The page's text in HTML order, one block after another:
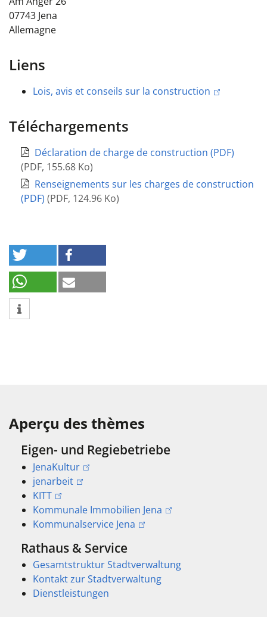
07743 Jena
Allemagne
Liens
Lois, avis et conseils sur la construction
Téléchargements
Déclaration de charge de construction (PDF)
(PDF, 155.68 Ko)
Renseignements sur les charges de construction
(PDF) (PDF, 124.96 Ko)
Aperçu des thèmes
Eigen- und Regiebetriebe
JenaKultur
jenarbeit
KITT
Kommunale Immobilien Jena
Kommunalservice Jena
Rathaus & Service
Gesamtstruktur Stadtverwaltung
Kontakt zur Stadtverwaltung
Dienstleistungen